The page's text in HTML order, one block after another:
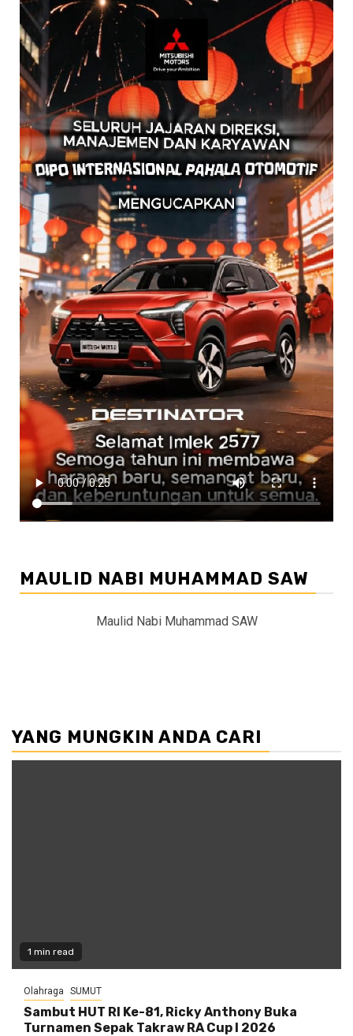
MAULID NABI MUHAMMAD SAW
Maulid Nabi Muhammad SAW
YANG MUNGKIN ANDA CARI
1 min read
Olahraga SUMUT
Sambut HUT RI Ke-81, Ricky Anthony Buka
Turnamen Sepak Takraw RA Cup I 2026